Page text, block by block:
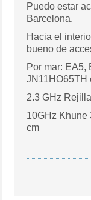
Puedo estar
Barcelona.
Hacia el
bueno de
Por mar: EA5,
JN11HO65TH
2.3 GHz
10GHz Khune 300mW y parábola Procom de 50
cm